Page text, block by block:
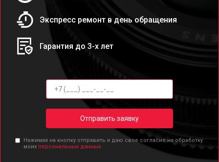
Экспресс ремонт в день обращения
Гарантия до 3-х лет
Отправить заявку
Нажимая на кнопку отправить я даю свое согласие на обработку
моих персональных данных.